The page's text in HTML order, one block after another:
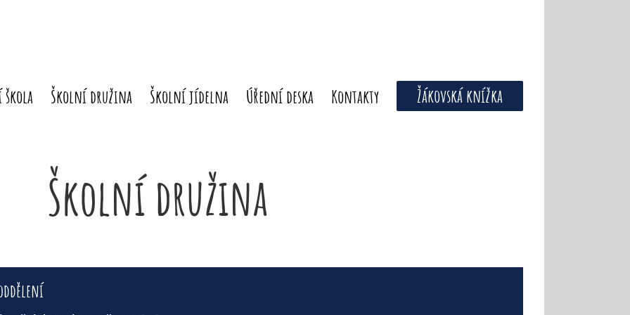
škola Školní družina Školní jídelna Úřední deska Kontakty Žákovská knížka
Školní družina